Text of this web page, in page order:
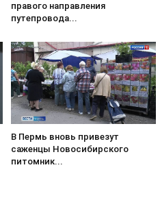
правого направления
путепровода...
В Пермь вновь привезут
саженцы Новосибирского
питомник...